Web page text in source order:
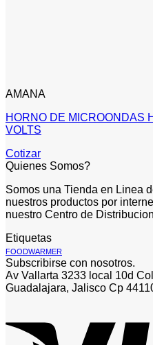
AMANA
HORNO DE MICROONDAS
VOLTS
Cotizar
Quienes Somos?
Somos una Tienda en Linea
nuestros productos por
nuestro Centro de
Etiquetas
FOODWARMER
Subscribirse con nosotros.
Av Vallarta 3233 local 10d
Guadalajara, Jalisco Cp